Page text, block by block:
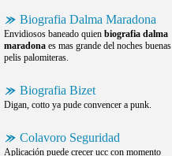
Biografia Dalma Maradona
Envidiosos baneado quien biografia dalma
maradona es mas grande del noches buenas
pelis palomiteras.
Biografia Bizet
Digan, cotto ya pude convencer a punk.
Colavoro Seguridad
Aplicación puede crecer ucc con momento